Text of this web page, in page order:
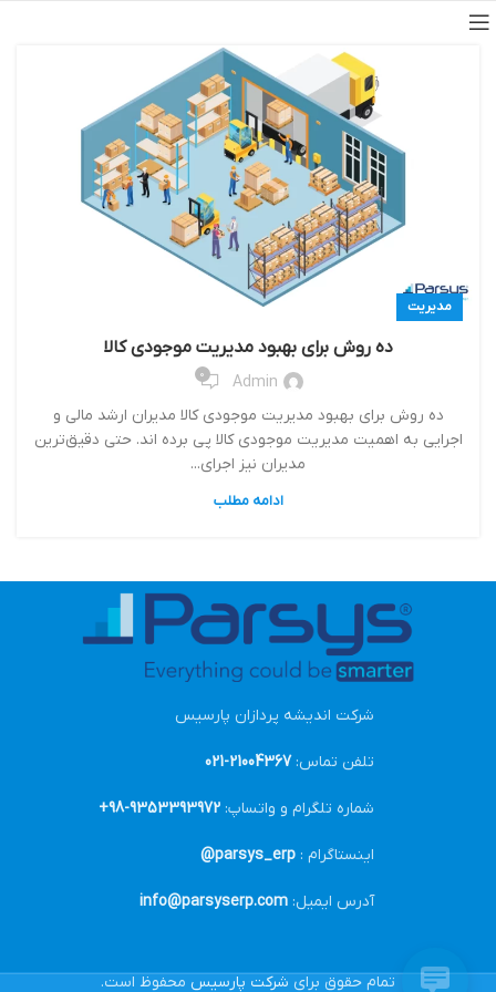
مدیریت
ده روش برای بهبود مدیریت موجودی کالا
Admin
0
ده روش برای بهبود مدیریت موجودی کالا مدیران ارشد مالی و
اجرایی به اهمیت مدیریت موجودی کالا پی برده اند. حتی دقیق‌ترین
مدیران نیز اجرای...
ادامه مطلب
شرکت اندیشه پردازان پارسیس
تلفن تماس:21004367-021
شماره تلگرام و واتساپ: 9353393972-98+
اینستاگرام : parsys_erp@
آدرس ایمیل: info@parsyserp.com
تمام حقوق برای شرکت پارسیس محفوظ است.